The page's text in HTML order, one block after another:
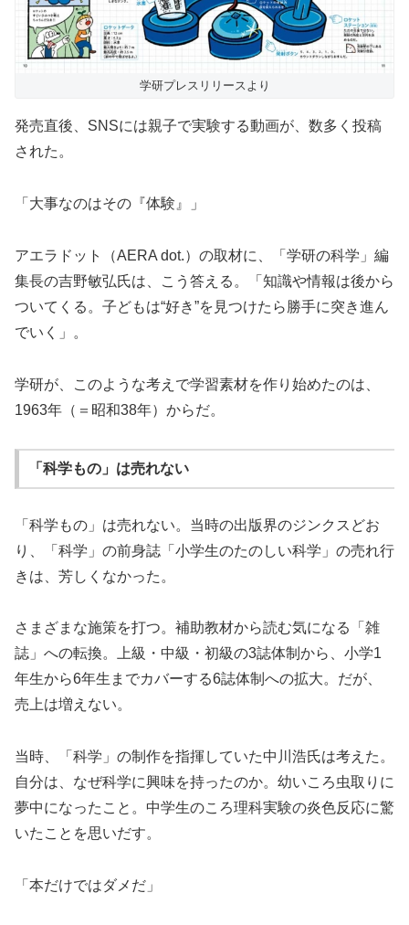
学研プレスリリースより
発売直後、SNSには親子で実験する動画が、数多く投稿
された。
「大事なのはその『体験』」
アエラドット（AERA dot.）の取材に、「学研の科学」編
集長の吉野敏弘氏は、
こう答える。「知識や情報は後から
ついてくる。子どもは“好き”を見つけたら勝手に突き進ん
でいく」。
学研が、このような考えで学習素材を作り始めたのは、
1963年（＝昭和38年）からだ。
「科学もの」は売れない
「科学もの」は売れない。当時の出版界のジンクスどお
り、「 科学」の前身誌「小学生のたのしい科学」の売れ行
きは、 芳しくなかった。
さまざまな施策を打つ。補助教材から読む気になる「雑
誌」 への転換。上級・中級・初級の3誌体制から、 小学1
年生から6年生までカバーする6誌体制への拡大。だが、
売上は増えない。
当時、「科学」の制作を指揮していた中川浩氏は考えた。
自分は、 なぜ科学に興味を持ったのか。 幼いころ虫取りに
夢中になったこと。 中学生のころ理科実験の炎色反応に驚
いたことを思いだす。
「本だけではダメだ」